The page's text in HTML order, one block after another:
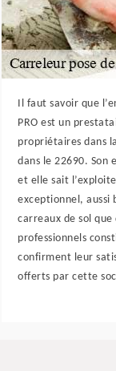
Il faut savoir que
PRO est un
propriétaires dans
dans le 22690. Son
et elle sait
exceptionnel, aussi
carreaux de sol
professionnels
confirment leur
offerts par cette